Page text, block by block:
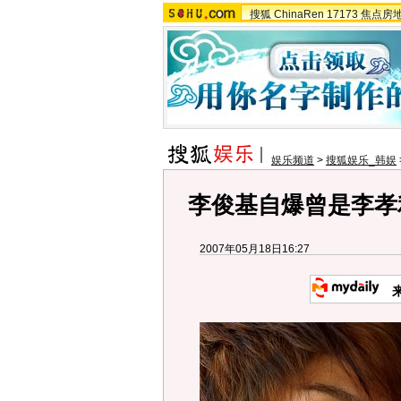
搜狐 ChinaRen 17173 焦点房
娱乐频道 > 搜狐娱乐_韩娱
李俊基自爆曾是李
2007年05月18日16:27